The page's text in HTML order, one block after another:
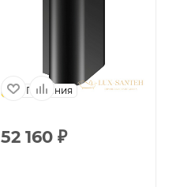
Германия
52 160 ₽